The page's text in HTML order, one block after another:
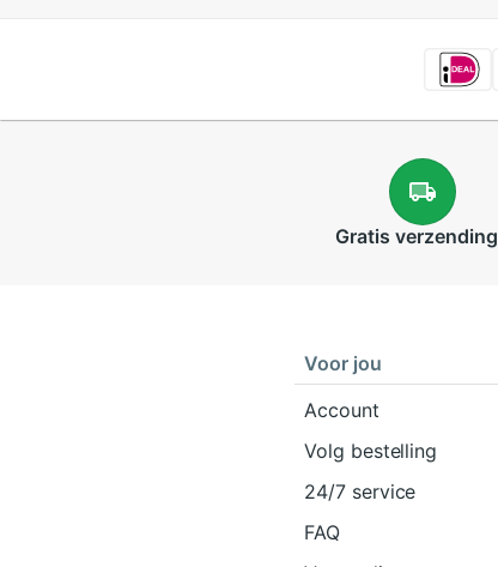
Gratis verzending
Voor jou
Account
Volg bestelling
24/7 service
FAQ